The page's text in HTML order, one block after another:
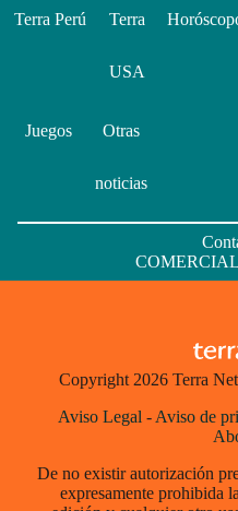
Terra Perú Terra
USA
Juegos Otras
noticias
COMERCIAL
Copyright 2026 Terra
Aviso Legal - Aviso de
De no existir autorización
expresamente prohibida